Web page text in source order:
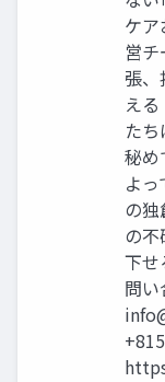
ケ
営
張
え
た
秘め
よ
の
の
下せ
問い